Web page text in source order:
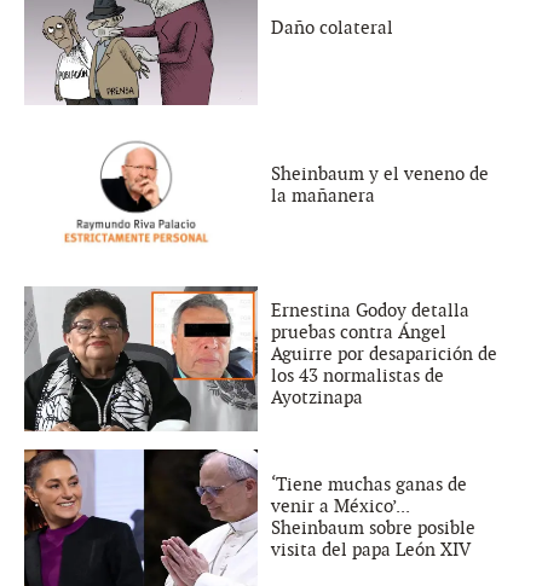
Daño colateral
Sheinbaum y el veneno de
la mañanera
Ernestina Godoy detalla
pruebas contra Ángel
Aguirre por desaparición de
los 43 normalistas de
Ayotzinapa
‘Tiene muchas ganas de
venir a México’...
Sheinbaum sobre posible
visita del papa León XIV